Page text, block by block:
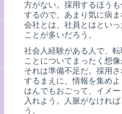
方がない。採用するほう
するので、あまり気に病
会社とは、社員とはとい
ことが多いだろう。
社会人経験がある人で、
ことについてまったく想
それは準備不足だ。採用
するまえに、情報を集め
はんでもおごって、イメ
入れよう。人脈がなけれ
う。